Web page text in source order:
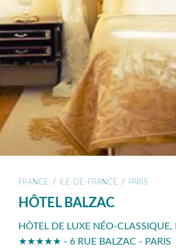
FRANCE / ILE-DE-FRANCE / PARIS
HÔTEL BALZAC
HÔTEL DE LUXE NÉO-CLASSIQUE,
★★★★★ - 6 RUE BALZAC - PARIS